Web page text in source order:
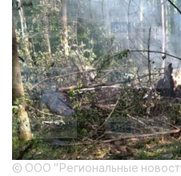
© ООО "Региональные